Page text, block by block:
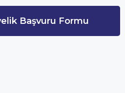
Başvuru Formu